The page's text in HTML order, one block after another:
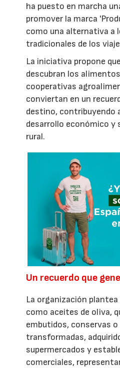
ha puesto en marcha
promover la marca
como una alternativa a
tradicionales de los
La iniciativa propone
descubran los
cooperativas
conviertan en un
destino, contribuyendo
desarrollo económico y
rural.
Un recuerdo que
La organización
como aceites de oliva,
embutidos, conservas
transformadas,
supermercados y
comerciales,